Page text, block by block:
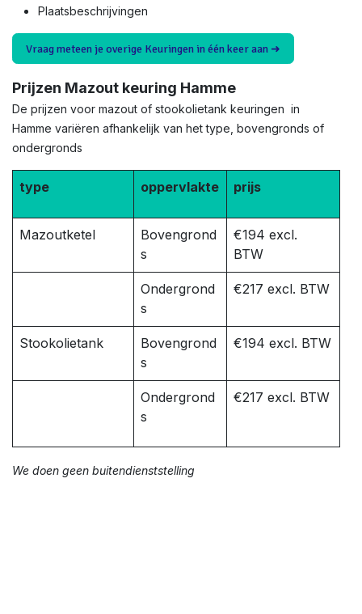
Plaatsbeschrijvingen
Vraag meteen je overige Keuringen in één keer aan ➜
Prijzen Mazout keuring Hamme
De prijzen voor mazout of stookolietank keuringen in
Hamme variëren afhankelijk van het type, bovengronds of
ondergronds
type oppervlakte prijs
Mazoutketel
Bovengrond
s
€194 excl.
BTW
Ondergrond
s
€217 excl. BTW
Stookolietank
Bovengrond
s
€194 excl. BTW
Ondergrond
s
€217 excl. BTW
We doen geen buitendienststelling